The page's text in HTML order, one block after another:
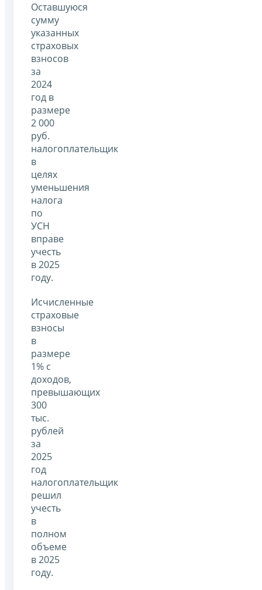
Оставшуюся
сумму
указанных
страховых
взносов
за
2024
год в
размере
2 000
руб.
налогоплательщик
в
целях
уменьшения
налога
по
УСН
вправе
учесть
в 2025
году.
Исчисленные
страховые
взносы
в
размере
1% с
доходов,
превышающих
300
тыс.
рублей
за
2025
год
налогоплательщик
решил
учесть
в
полном
объеме
в 2025
году.